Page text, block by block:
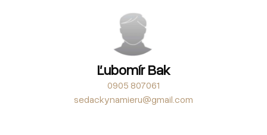
Ľubomír Bak
0905 807061
sedackynamieru@gmail.com